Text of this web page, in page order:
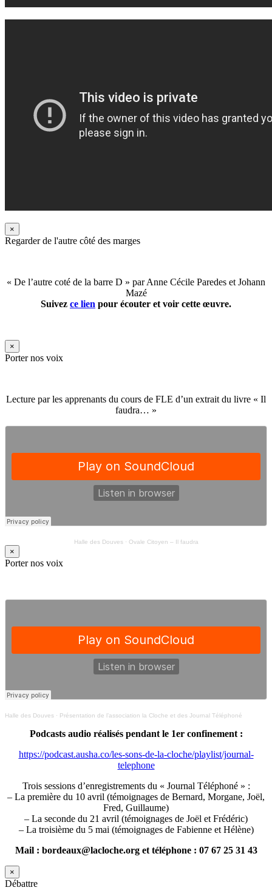
×
Regarder de l'autre côté des marges
« De l’autre coté de la barre D » par Anne Cécile Paredes et Johann
Mazé
Suivez ce lien pour écouter et voir cette œuvre.
×
Porter nos voix
Lecture par les apprenants du cours de FLE d’un extrait du livre « Il
faudra… »
Halle des Douves· Ovale Citoyen – Il faudra
×
Porter nos voix
Halle des Douves · Présentation de l’association la Cloche et des Journal Téléphoné
Podcasts audio réalisés pendant le 1er confinement :
https://podcast.ausha.co/les-sons-de-la-cloche/playlist/journal-
telephone
Trois sessions d’enregistrements du « Journal Téléphoné » :
– La première du 10 avril (témoignages de Bernard, Morgane, Joël,
Fred, Guillaume)
– La seconde du 21 avril (témoignages de Joël et Frédéric)
– La troisième du 5 mai (témoignages de Fabienne et Hélène)
Mail : bordeaux@lacloche.org et téléphone : 07 67 25 31 43
×
Débattre